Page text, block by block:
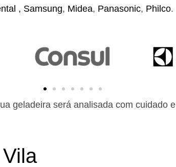
, Samsung, Midea, Panasonic, Philco.
geladeira será analisada com cuidado